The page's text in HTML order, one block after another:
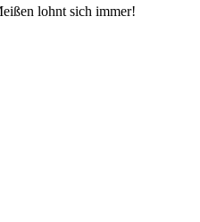
lohnt sich immer!